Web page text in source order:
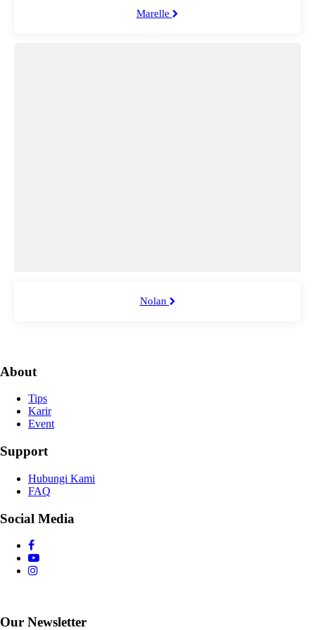
Marelle
Nolan
About
Tips
Karir
Event
Support
Hubungi Kami
FAQ
Social Media
Our Newsletter